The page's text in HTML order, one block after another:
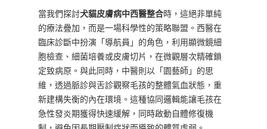
當我們探討犬貓皮膚病中西醫整合時，這絕非單純
的療法疊加，而是一場科學性的策略聯盟。西醫在
臨床診斷中扮演「導航員」的角色，利用顯微鏡細
胞檢查、細菌培養或皮膚切片，在微觀層次精確鎖
定致病原。與此同時，中醫則以「園藝師」的思
維，透過脈診與舌診觀察毛孩的整體氣血狀態，重
新建構失衡的內在環境。這種協同邏輯能讓毛孩在
急性發炎期獲得快速緩解，同時啟動自體修復機